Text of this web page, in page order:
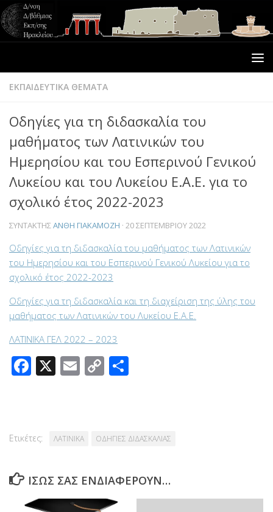
ΕΚΠΑΙΔΕΥΤΙΚΑ ΘΕΜΑΤΑ
Οδηγίες για τη διδασκαλία του
μαθήματος των Λατινικών του
Ημερησίου και του Εσπερινού Γενικού
Λυκείου και του Λυκείου Ε.Α.Ε. για το
σχολικό έτος 2022-2023
ΣΥΝΤΆΚΤΗΣΑΝΘΗ ΓΙΑΚΑΜΟΖΗ · 20 ΣΕΠΤΕΜΒΡΊΟΥ 2022
Οδηγίες για τη διδασκαλία του μαθήματος των Λατινικών
του Ημερησίου και του Εσπερινού Γενικού Λυκείου για το
σχολικό έτος 2022-2023
Οδηγίες για τη διδασκαλία και τη διαχείριση της ύλης του
μαθήματος των Λατινικών του Λυκείου Ε.Α.Ε.
ΛΑΤΙΝΙΚΑ ΓΕΛ 2022 – 2023
Facebook
X Email
Copy
Ετικέτες: ΛΑΤΙΝΙΚΑ ΟΔΗΓΙΕΣ ΔΙΔΑΣΚΑΛΙΑΣ
ΊΣΩΣ ΣΑΣ ΕΝΔΙΑΦΈΡΟΥΝ…